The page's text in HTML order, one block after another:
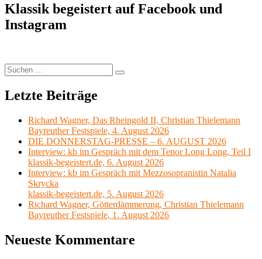
Klassik begeistert auf Facebook und
Instagram
Suchen
nach:
Suchen
Letzte Beiträge
Richard Wagner, Das Rheingold II, Christian Thielemann
Bayreuther Festspiele, 4. August 2026
DIE DONNERSTAG-PRESSE – 6. AUGUST 2026
Interview: kb im Gespräch mit dem Tenor Long Long, Teil I
klassik-begeistert.de, 6. August 2026
Interview: kb im Gespräch mit Mezzosopranistin Natalia
Skrycka
klassik-begeistert.de, 5. August 2026
Richard Wagner, Götterdämmerung, Christian Thielemann
Bayreuther Festspiele, 1. August 2026
Neueste Kommentare